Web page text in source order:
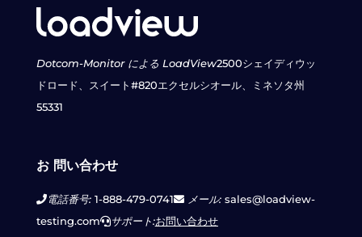
Dotcom-Monitor による LoadView2500シェイディウッ
ドロード、スイート#820エクセルシオール、ミネソタ州
55331
お 問い合わせ
電話番号:1-888-479-0741 メール:sales@loadview-
testing.com
サポート:お問い合わせ